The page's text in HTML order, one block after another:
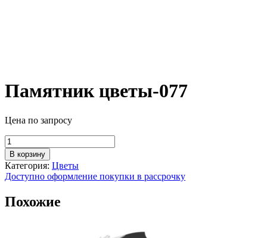
Памятник цветы-077
Цена по запросу
Количество
товара
Памятник
цветы-077
В корзину
Категория: Цветы
Доступно оформление покупки в рассрочку
Похожие